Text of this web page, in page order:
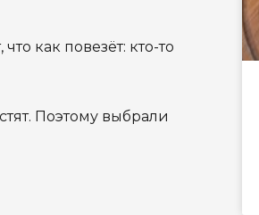
как повезёт: кто-то
Поэтому выбрали